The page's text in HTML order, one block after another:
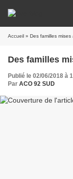
Accueil » Des familles mises
Des familles
Publié le 02/06/2018 à
Par ACO 92 SUD